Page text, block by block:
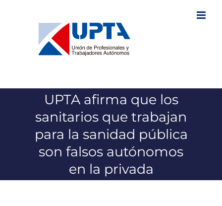
UPTA afirma que los
sanitarios que trabajan
para la sanidad pública
son falsos autónomos
en la privada